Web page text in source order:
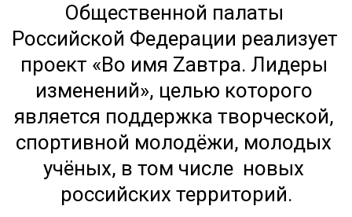
Общественной палаты
Российской Федерации реализует
проект «Во имя Zавтра. Лидеры
изменений», целью которого
является поддержка творческой,
спортивной молодёжи, молодых
учёных, в том числе  новых
российских территорий.